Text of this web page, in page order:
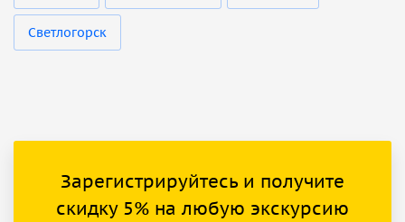
Светлогорск
Зарегистрируйтесь и получите
скидку 5% на любую экскурсию